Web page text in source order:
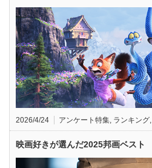
2026/4/24 アンケート特集, ランキング,
映画好きが選んだ2025邦画ベスト